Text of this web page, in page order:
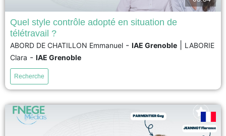
La pandémie de coronavirus a contraint un grand nombre d’organisations
à mettre en place le télétravail. Dans ce contexte de distanciation physique,
l’objectif de cet article est de présenter les différentes attitudes de contrôle
adoptées par les managers dans des situations de télétravail, ainsi que
leur impact sur la santé...
voir
Quel style contrôle adopté en situation de
télétravail ?
ABORD DE CHATILLON Emmanuel - IAE Grenoble
LABORIE
Clara - IAE Grenoble
Recherche